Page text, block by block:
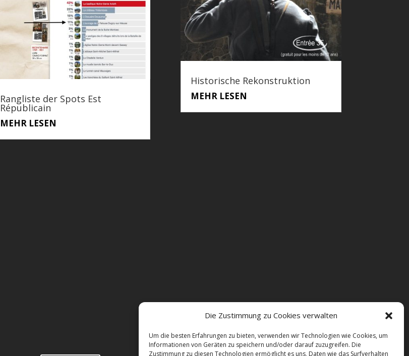
Die Zustimmung zu Cookies verwalten
Um die besten Erfahrungen zu bieten, verwenden wir Technologien wie Cookies, um
Informationen von Geräten zu speichern und/oder darauf zuzugreifen. Die
Zustimmung zu diesen Technologien ermöglicht es uns, Daten wie das Surfverhalten
Rangliste der Spots Est
Républicain
MEHR LESEN
Historische Rekonstruktion
MEHR LESEN